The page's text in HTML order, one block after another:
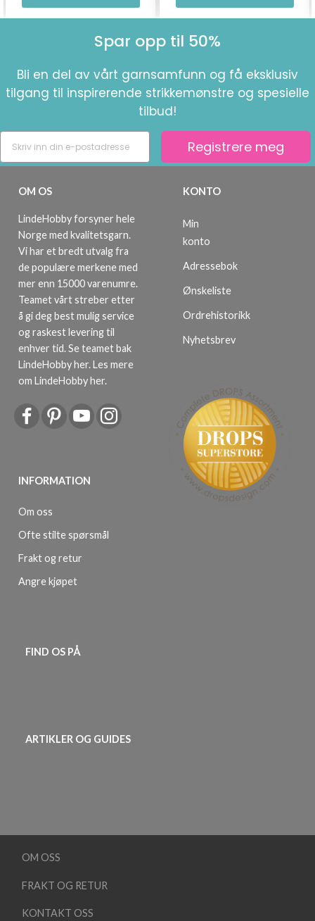
Spar opp til 50%
Bli en del av vårt garnsamfunn og få eksklusiv
tilgang til inspirerende strikkemønstre og spesielle
tilbud!
Registrere meg
OM OS
LindeHobby forsyner hele
Norge med kvalitetsgarn.
Vi har et bredt utvalg fra
de populære merkene med
mer enn 15000 varenumre.
Teamet vårt streber etter
å gi deg best mulig service
og raskest levering til
enhver tid. Se teamet bak
LindeHobby her.Les mere
om LindeHobby her.
INFORMATION
Om oss
Ofte stilte spørsmål
Frakt og retur
Angre kjøpet
KONTO
Min
konto
Adressebok
Ønskeliste
Ordrehistorikk
Nyhetsbrev
FIND OS PÅ
ARTIKLER OG GUIDES
OM OSS
FRAKT OG RETUR
KONTAKT OSS